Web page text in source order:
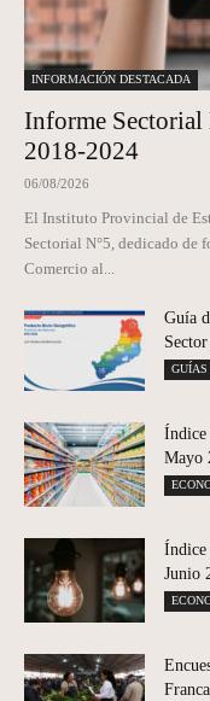
INFORMACIÓN DESTACADA
Informe Sectorial
2018-2024
06/08/2026
El Instituto Provincial de
Sectorial N°5, dedicado de
Comercio al...
Guía
GUÍAS
Índice
Mayo
Índice
Junio